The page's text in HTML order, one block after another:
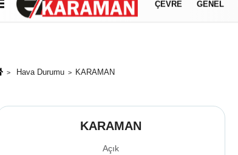
Künye İletişim Çerez Politikası Gizlilik İlkeleri
ÇEVRE GENEL
Hava Durumu KARAMAN
KARAMAN
Açık